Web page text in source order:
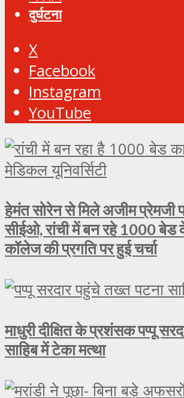
दुर्घटना
X
Facebook
Instagram
YouTube
हेमंत सोरेन से मिले अजीम
सीईओ, रांची में बन रहे 1000
कॉलेज की प्रगति पर हुई चर्चा
माधुरी दीक्षित के प्रशंसक पप्पू
साहिब में टेका मत्था